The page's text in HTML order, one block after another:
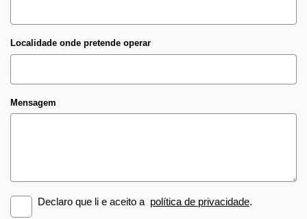
Localidade onde pretende operar
Mensagem
Declaro que li e aceito a política de privacidade.